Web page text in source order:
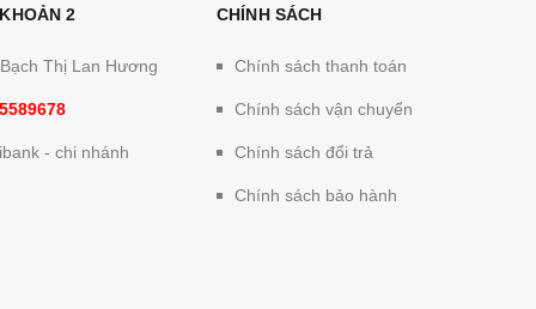
2
Thị Lan Hương
- chi nhánh
CHÍNH SÁCH
Chính sách thanh toán
Chính sách vận chuyển
Chính sách đổi trả
Chính sách bảo hành